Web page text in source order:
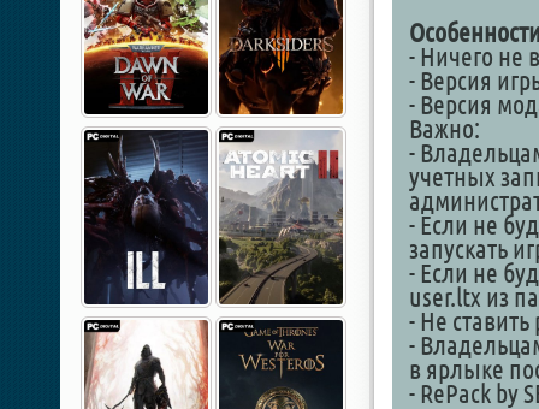
- Ничего не
- Версия
- Версия
Важно:
-
учетных
- Если не
запускать
- Если не
user.ltx из
- Не
-
в ярлыке
- RePack by